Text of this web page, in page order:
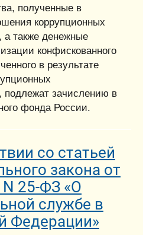
полученные в
коррупционных
а также денежные
конфискованного
в результате
подлежат зачислению в
фонда России.
со статьей
закона от
25-ФЗ «О
службе в
Федерации»